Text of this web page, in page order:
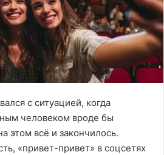
с ситуацией, когда
человеком вроде бы
этом всё и закончилось.
«привет-привет» в соцсетях